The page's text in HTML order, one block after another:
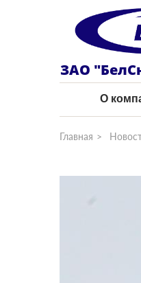
ЗАО
О
Главная